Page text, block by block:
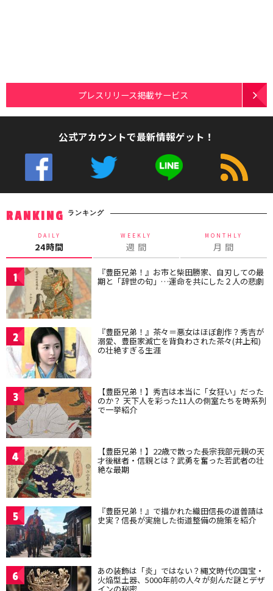
プレスリリース掲載サービス
公式アカウントで最新情報ゲット！
RANKING ランキング
DAILY
24時間
WEEKLY
週 間
MONTHLY
月 間
1 『豊臣兄弟！』お市と柴田勝家、自刃しての最
期と「辞世の句」…運命を共にした２人の悲劇
2 『豊臣兄弟！』茶々＝悪女はほぼ創作？秀吉が
溺愛、豊臣家滅亡を背負わされた茶々(井上和)
の壮絶すぎる生涯
3 【豊臣兄弟！】秀吉は本当に「女狂い」だった
のか？ 天下人を彩った11人の側室たちを時系列
で一挙紹介
4 【豊臣兄弟！】22歳で散った長宗我部元親の天
才後継者・信親とは？武勇を奮った若武者の壮
絶な最期
5 『豊臣兄弟！』で描かれた織田信長の道普請は
史実？信長が実施した街道整備の施策を紹介
6 あの装飾は「炎」ではない？縄文時代の国宝・
火焔型土器、5000年前の人々が刻んだ謎とデザ
インの秘密